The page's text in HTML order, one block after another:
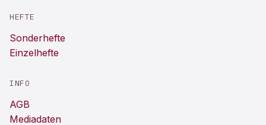
HEFTE
Sonderhefte
Einzelhefte
INFO
AGB
Mediadaten